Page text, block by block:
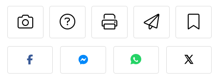
Imprimir
Preguntar al autor
Publicar la foto de esta